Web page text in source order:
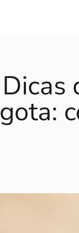
Dicas
gota: